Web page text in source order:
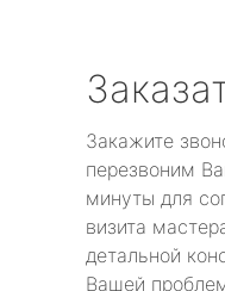
Закажите
перезвоним
минуты для
визита
детальной
Вашей